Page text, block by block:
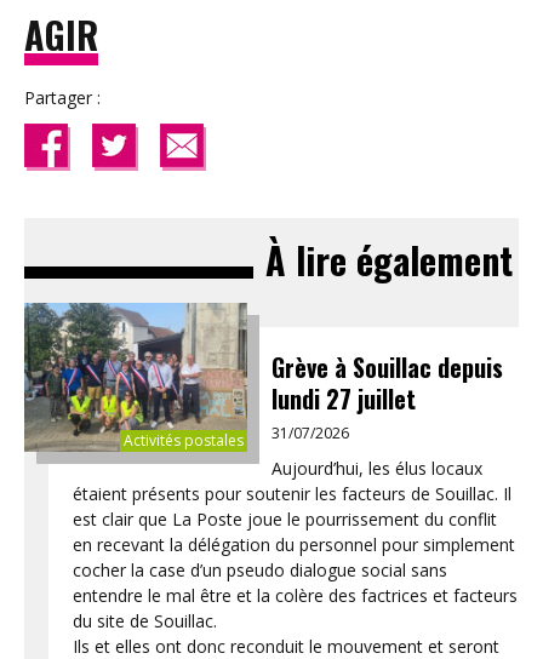
AGIR
Partager :
À lire également
Activités postales
Grève à Souillac depuis
lundi 27 juillet
31/07/2026
Aujourd’hui, les élus locaux
étaient présents pour soutenir les facteurs de Souillac. Il
est clair que La Poste joue le pourrissement du conflit
en recevant la délégation du personnel pour simplement
cocher la case d’un pseudo dialogue social sans
entendre le mal être et la colère des factrices et facteurs
du site de Souillac.
Ils et elles ont donc reconduit le mouvement et seront